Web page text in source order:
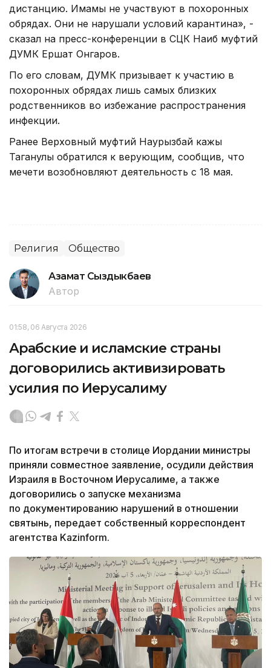
дистанцию. Имамы не участвуют в похоронных
обрядах. Они не нарушали условий карантина», -
сказал на пресс-конференции в СЦК Наиб муфтий
ДУМК Ершат Онгаров.
По его словам, ДУМК призывает к участию в
похоронных обрядах лишь самых близких
родственников во избежание распространения
инфекции.
Ранее Верховный муфтий Наурызбай кажы
Таганулы обратился к верующим, сообщив, что
мечети возобновляют деятельность с 18 мая.
Религия Общество
Азамат Сыздыкбаев
Автор
01:58, 06 Августа 2026
Арабские и исламские страны
договорились активизировать
усилия по Иерусалиму
По итогам встречи в столице Иордании министры
приняли совместное заявление, осудили действия
Израиля в Восточном Иерусалиме, а также
договорились о запуске механизма
по документированию нарушений в отношении
святынь, передает собственный корреспондент
агентства Kazinform.